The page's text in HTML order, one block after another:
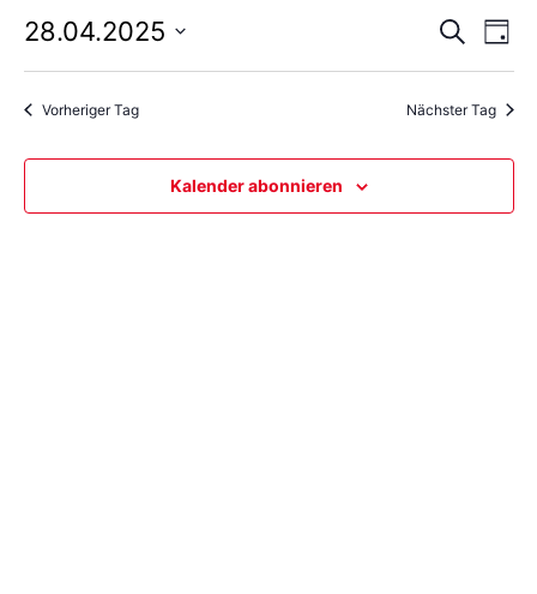
für
28.
April
und
SucheTag
28.04.2025
Datum
wählen.
Vorheriger Tag Nächster Tag
Kalender abonnieren